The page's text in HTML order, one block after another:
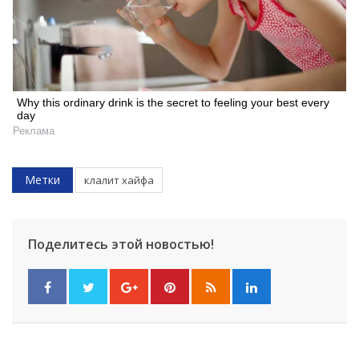
Why this ordinary drink is the secret to feeling your best every
day
Реклама
Метки клалит хайфа
Поделитесь этой новостью!